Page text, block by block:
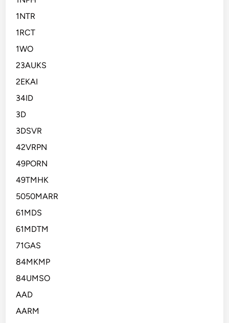
1NTR
1RCT
1WO
23AUKS
2EKAI
34ID
3D
3DSVR
42VRPN
49PORN
49TMHK
5050MARR
61MDS
61MDTM
71GAS
84MKMP
84UMSO
AAD
AARM